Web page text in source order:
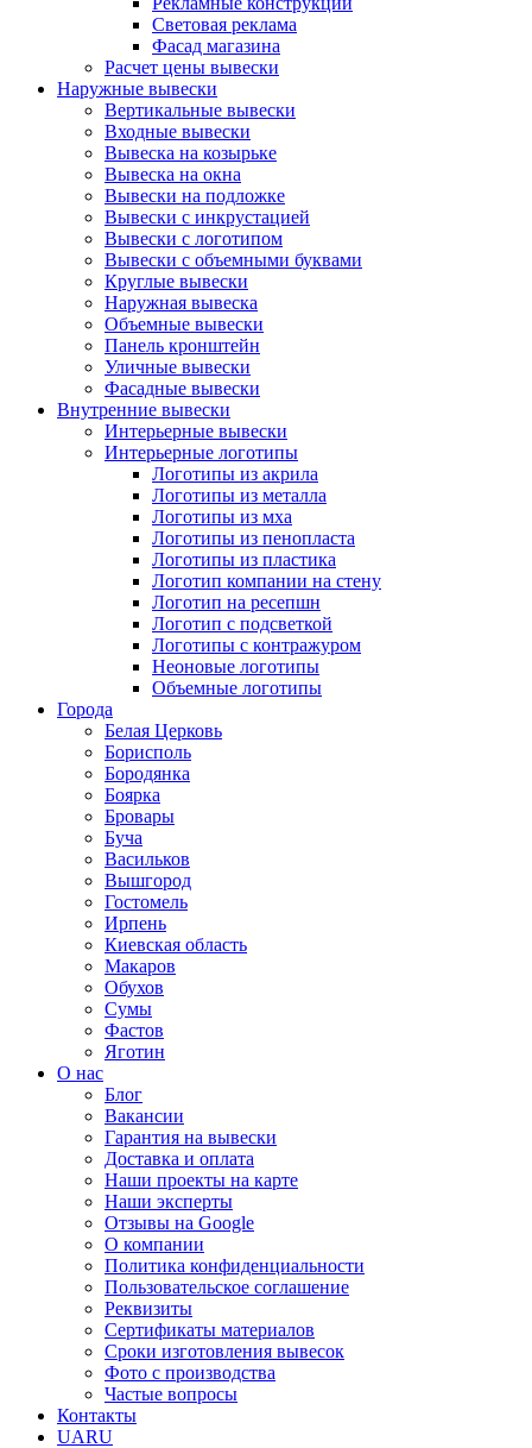
Световая реклама
Фасад магазина
Расчет цены вывески
Наружные вывески
Вертикальные вывески
Входные вывески
Вывеска на козырьке
Вывеска на окна
Вывески на подложке
Вывески с инкрустацией
Вывески с логотипом
Вывески с объемными буквами
Круглые вывески
Наружная вывеска
Объемные вывески
Панель кронштейн
Уличные вывески
Фасадные вывески
Внутренние вывески
Интерьерные вывески
Интерьерные логотипы
Логотипы из акрила
Логотипы из металла
Логотипы из мха
Логотипы из пенопласта
Логотипы из пластика
Логотип компании на стену
Логотип на ресепшн
Логотип с подсветкой
Логотипы с контражуром
Неоновые логотипы
Объемные логотипы
Города
Белая Церковь
Борисполь
Бородянка
Боярка
Бровары
Буча
Васильков
Вышгород
Гостомель
Ирпень
Киевская область
Макаров
Обухов
Сумы
Фастов
Яготин
О нас
Блог
Вакансии
Гарантия на вывески
Доставка и оплата
Наши проекты на карте
Наши эксперты
Отзывы на Google
О компании
Политика конфиденциальности
Пользовательское соглашение
Реквизиты
Сертификаты материалов
Сроки изготовления вывесок
Фото с производства
Частые вопросы
Контакты
UARU